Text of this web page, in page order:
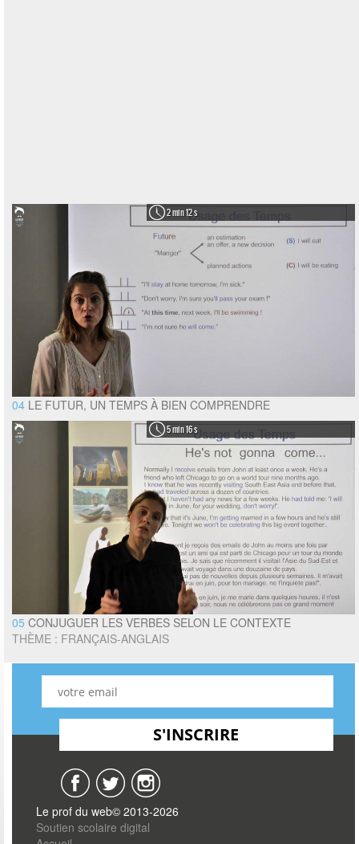
2 min 12 s
04 LE FUTUR, UN TEMPS À BIEN COMPRENDRE
5 min 16 s
05 CONJUGUER LES VERBES SELON LE CONTEXTE
THÈME : FRANÇAIS-ANGLAIS
Le prof du web© 2013-2026
Soutien scolaire digital